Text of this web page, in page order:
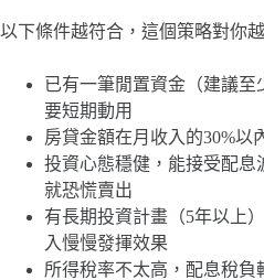
以下條件越符合，這個策略對你越
已有一筆閒置資金（建議至
要短期動用
房貸金額在月收入的30%以
投資心態穩健，能接受配息
就恐慌賣出
有長期投資計畫（5年以上
入慢慢發揮效果
所得稅率不太高，配息稅負